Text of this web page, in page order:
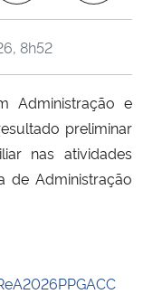
8h52
Administração e
preliminar
nas atividades
de Administração